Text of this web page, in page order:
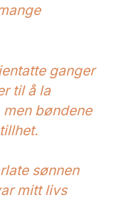
ganger
til å la
bøndene
sønnen
mitt livs